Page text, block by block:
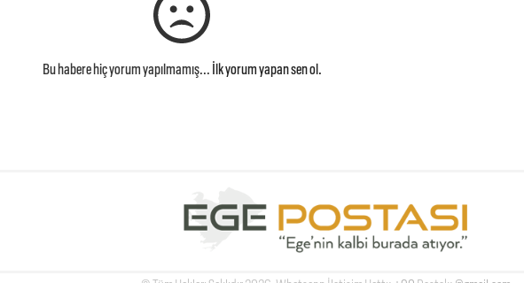
Bu habere hiç yorum yapılmamış... İlk yorum yapan sen ol.